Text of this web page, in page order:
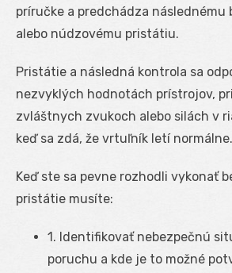
príručke a predchádza následnému
alebo núdzovému pristátiu.
Pristátie a následná kontrola sa
nezvyklých hodnotách prístrojov,
zvláštnych zvukoch alebo silách v
keď sa zdá, že vrtuľník letí normálne.
Keď ste sa pevne rozhodli vykonať
pristátie musíte:
1. Identifikovať nebezpečnú
poruchu a kde je to možné